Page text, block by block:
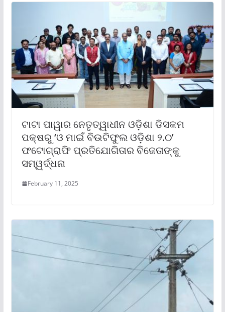
ଟାଟା ପାୱାର ନେତୃତ୍ୱାଧୀନ ଓଡ଼ିଶା ଡିସକମ
ପକ୍ଷରୁ ‘ଓ ମାଇଁ ବିଉଟିଫୁଲ ଓଡ଼ିଶା ୨.୦’
ଫଟୋଗ୍ରାଫି ପ୍ରତିଯୋଗିତାର ବିଜେତାଙ୍କୁ
ସମ୍ୱର୍ଦ୍ଧନା
February 11, 2025